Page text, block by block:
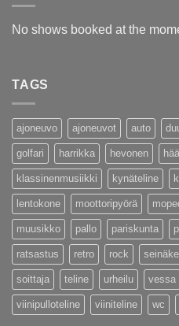
No shows booked at the
TAGS
ajoneuvo ajoneuvot auto
golfari harrikka hevonen
klassinenmusiikki kynäteline
lentokone moottoripyörä
muusikko pallo pariskunta
ratsastus retro rock
soittaja teline urheilu vessa
viinipulloteline viiniteline wc